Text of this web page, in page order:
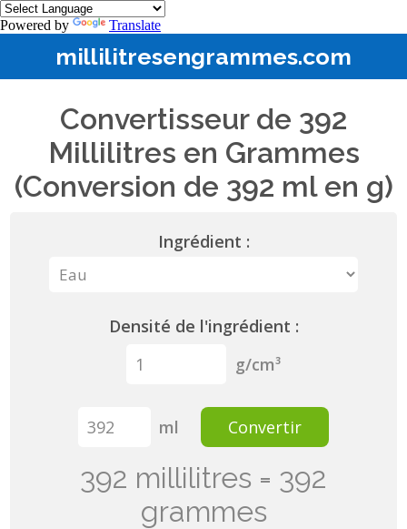
Powered by Translate
millilitresengrammes.com
Convertisseur de 392
Millilitres en Grammes
(Conversion de 392 ml en g)
Ingrédient :
Densité de l'ingrédient :
g/cm³
ml Convertir
392 millilitres = 392
grammes